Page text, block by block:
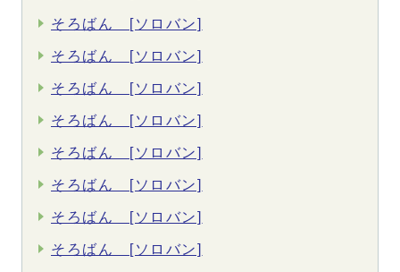
そろばん [ソロバン]
そろばん [ソロバン]
そろばん [ソロバン]
そろばん [ソロバン]
そろばん [ソロバン]
そろばん [ソロバン]
そろばん [ソロバン]
そろばん [ソロバン]